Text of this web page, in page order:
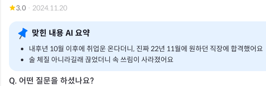
3.0 · 2024.11.20
맞힌 내용 AI 요약
내후년 10월 이후에 취업운 온다더니, 진짜 22년 11월에 원하던 직장에 합격했어요
술 체질 아니라길래 끊었더니 속 쓰림이 사라졌어요